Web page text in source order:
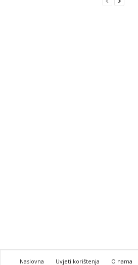
Naslovna Uvjeti korištenja O nama